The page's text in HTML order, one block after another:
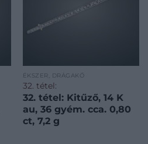
ÉKSZER, DRÁGAKŐ
32. tétel:
32. tétel: Kitűző, 14 K
au, 36 gyém. cca. 0,80
ct, 7,2 g